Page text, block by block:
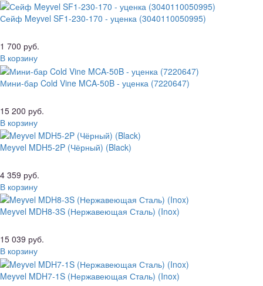
Сейф Meyvel SF1-230-170 - уценка (3040110050995)
1 700 руб.
В корзину
Мини-бар Cold Vine MCA-50B - уценка (7220647)
15 200 руб.
В корзину
Meyvel MDH5-2P (Чёрный) (Black)
4 359 руб.
В корзину
Meyvel MDH8-3S (Нержавеющая Сталь) (Inox)
15 039 руб.
В корзину
Meyvel MDH7-1S (Нержавеющая Сталь) (Inox)